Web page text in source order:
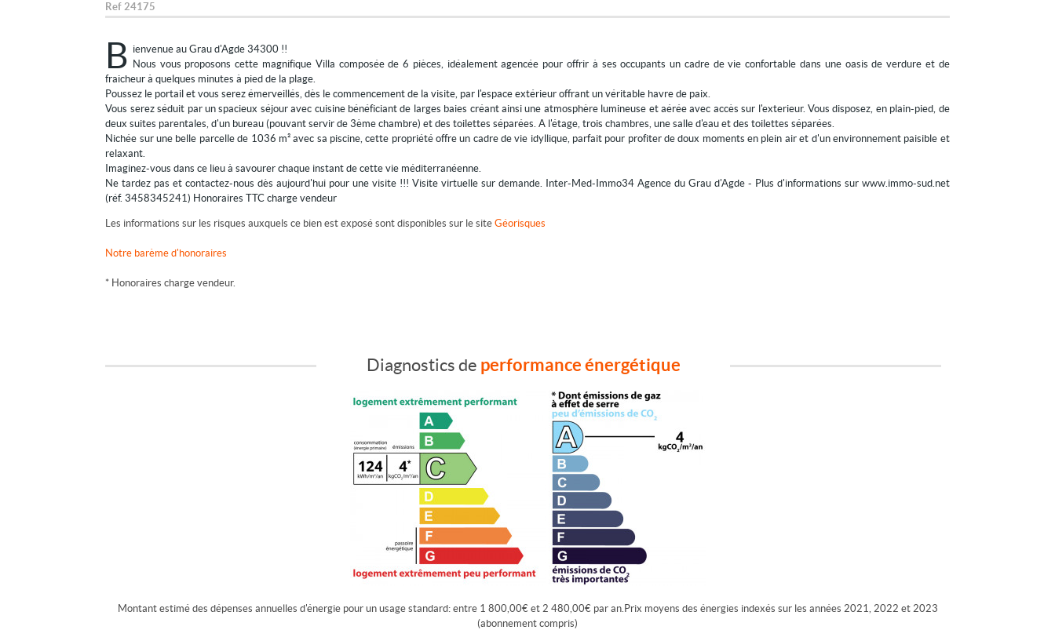
Ref 24175
B ienvenue au Grau d'Agde 34300 !!
Nous vous proposons cette magnifique Villa composée de 6 pièces, idéalement agencée pour offrir à ses occupants un cadre de vie confortable dans une oasis de verdure et de
fraicheur à quelques minutes à pied de la plage.
Poussez le portail et vous serez émerveillés, dès le commencement de la visite, par l'espace extérieur offrant un véritable havre de paix.
Vous serez séduit par un spacieux séjour avec cuisine bénéficiant de larges baies créant ainsi une atmosphère lumineuse et aérée avec accès sur l'exterieur. Vous disposez, en plain-pied, de
deux suites parentales, d'un bureau (pouvant servir de 3ème chambre) et des toilettes séparées. A l'étage, trois chambres, une salle d'eau et des toilettes séparées.
Nichée sur une belle parcelle de 1036 m² avec sa piscine, cette propriété offre un cadre de vie idyllique, parfait pour profiter de doux moments en plein air et d'un environnement paisible et
relaxant.
Imaginez-vous dans ce lieu à savourer chaque instant de cette vie méditerranéenne.
Ne tardez pas et contactez-nous dès aujourd'hui pour une visite !!! Visite virtuelle sur demande. Inter-Med-Immo34 Agence du Grau d'Agde - Plus d'informations sur www.immo-sud.net
(réf. 3458345241) Honoraires TTC charge vendeur
Les informations sur les risques auxquels ce bien est exposé sont disponibles sur le siteGéorisques
Notre barème d'honoraires
* Honoraires charge vendeur.
Diagnostics de performance énergétique
Montant estimé des dépenses annuelles d'énergie pour un usage standard: entre 1 800,00€ et 2 480,00€ par an.Prix moyens des énergies indexés sur les années 2021, 2022 et 2023
(abonnement compris)